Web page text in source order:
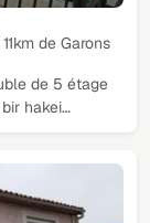
de Garons
de 5 étage
hakei…